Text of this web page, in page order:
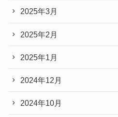
2025年3月
2025年2月
2025年1月
2024年12月
2024年10月